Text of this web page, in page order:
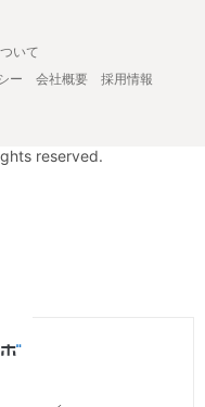
いて
ー 会社概要
採用情報
reserved.